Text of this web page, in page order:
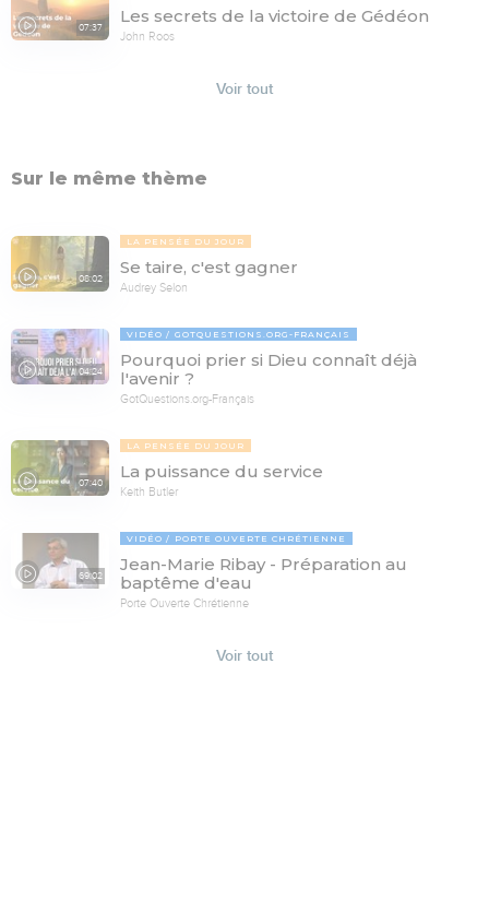
07:37
Les secrets de la victoire de Gédéon
John Roos
Voir tout
Sur le même thème
08:02
LA PENSÉE DU JOUR
Se taire, c'est gagner
Audrey Selon
04:24
VIDÉO GOTQUESTIONS.ORG-FRANÇAIS
Pourquoi prier si Dieu connaît déjà
l'avenir ?
GotQuestions.org-Français
07:40
LA PENSÉE DU JOUR
La puissance du service
Keith Butler
69:02
VIDÉO PORTE OUVERTE CHRÉTIENNE
Jean-Marie Ribay - Préparation au
baptême d'eau
Porte Ouverte Chrétienne
Voir tout